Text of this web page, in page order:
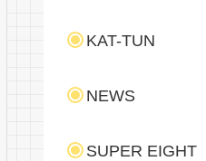
KAT-TUN
NEWS
SUPER EIGHT